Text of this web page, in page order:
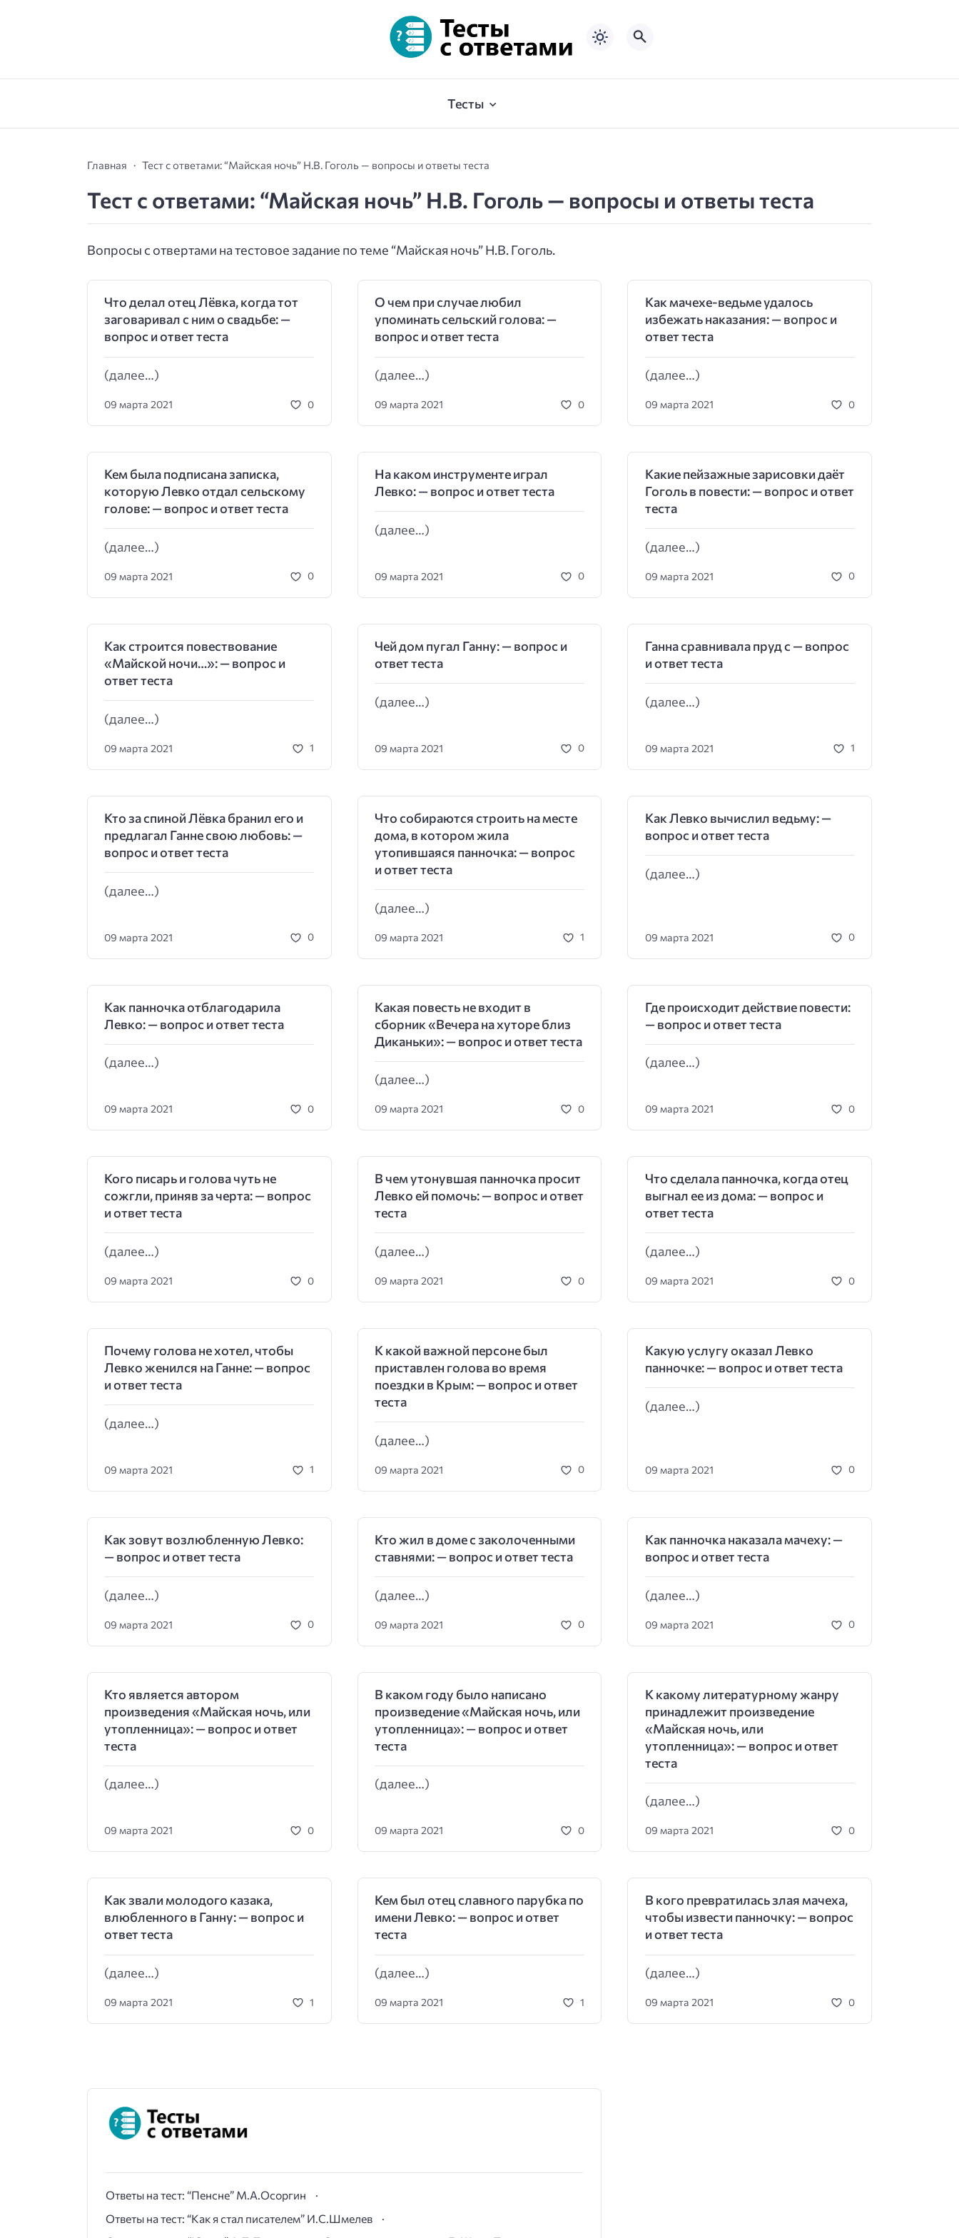
Тесты
Главная Тест с ответами: “Майская ночь” Н.В. Гоголь — вопросы и ответы теста
Тест с ответами: “Майская ночь” Н.В. Гоголь — вопросы и ответы теста
Вопросы с отвертами на тестовое задание по теме “Майская ночь” Н.В. Гоголь.
Что делал отец Лёвка, когда тот
заговаривал с ним о свадьбе: —
вопрос и ответ теста
(далее…)
09 марта 2021 0
О чем при случае любил
упоминать сельский голова: —
вопрос и ответ теста
(далее…)
09 марта 2021 0
Как мачехе-ведьме удалось
избежать наказания: — вопрос и
ответ теста
(далее…)
09 марта 2021 0
Кем была подписана записка,
которую Левко отдал сельскому
голове: — вопрос и ответ теста
(далее…)
09 марта 2021 0
На каком инструменте играл
Левко: — вопрос и ответ теста
(далее…)
09 марта 2021 0
Какие пейзажные зарисовки даёт
Гоголь в повести: — вопрос и ответ
теста
(далее…)
09 марта 2021 0
Как строится повествование
«Майской ночи…»: — вопрос и
ответ теста
(далее…)
09 марта 2021 1
Чей дом пугал Ганну: — вопрос и
ответ теста
(далее…)
09 марта 2021 0
Ганна сравнивала пруд с — вопрос
и ответ теста
(далее…)
09 марта 2021 1
Кто за спиной Лёвка бранил его и
предлагал Ганне свою любовь: —
вопрос и ответ теста
(далее…)
09 марта 2021 0
Что собираются строить на месте
дома, в котором жила
утопившаяся панночка: — вопрос
и ответ теста
(далее…)
09 марта 2021 1
Как Левко вычислил ведьму: —
вопрос и ответ теста
(далее…)
09 марта 2021 0
Как панночка отблагодарила
Левко: — вопрос и ответ теста
(далее…)
09 марта 2021 0
Какая повесть не входит в
сборник «Вечера на хуторе близ
Диканьки»: — вопрос и ответ теста
(далее…)
09 марта 2021 0
Где происходит действие повести:
— вопрос и ответ теста
(далее…)
09 марта 2021 0
Кого писарь и голова чуть не
сожгли, приняв за черта: — вопрос
и ответ теста
(далее…)
09 марта 2021 0
В чем утонувшая панночка просит
Левко ей помочь: — вопрос и ответ
теста
(далее…)
09 марта 2021 0
Что сделала панночка, когда отец
выгнал ее из дома: — вопрос и
ответ теста
(далее…)
09 марта 2021 0
Почему голова не хотел, чтобы
Левко женился на Ганне: — вопрос
и ответ теста
(далее…)
09 марта 2021 1
К какой важной персоне был
приставлен голова во время
поездки в Крым: — вопрос и ответ
теста
(далее…)
09 марта 2021 0
Какую услугу оказал Левко
панночке: — вопрос и ответ теста
(далее…)
09 марта 2021 0
Как зовут возлюбленную Левко:
— вопрос и ответ теста
(далее…)
09 марта 2021 0
Кто жил в доме с заколоченными
ставнями: — вопрос и ответ теста
(далее…)
09 марта 2021 0
Как панночка наказала мачеху: —
вопрос и ответ теста
(далее…)
09 марта 2021 0
Кто является автором
произведения «Майская ночь, или
утопленница»: — вопрос и ответ
теста
(далее…)
09 марта 2021 0
В каком году было написано
произведение «Майская ночь, или
утопленница»: — вопрос и ответ
теста
(далее…)
09 марта 2021 0
К какому литературному жанру
принадлежит произведение
«Майская ночь, или
утопленница»: — вопрос и ответ
теста
(далее…)
09 марта 2021 0
Как звали молодого казака,
влюбленного в Ганну: — вопрос и
ответ теста
(далее…)
09 марта 2021 1
Кем был отец славного парубка по
имени Левко: — вопрос и ответ
теста
(далее…)
09 марта 2021 1
В кого превратилась злая мачеха,
чтобы извести панночку: — вопрос
и ответ теста
(далее…)
09 марта 2021 0
Ответы на тест: “Пенсне” М.А.Осоргин
Ответы на тест: “Как я стал писателем” И.С.Шмелев